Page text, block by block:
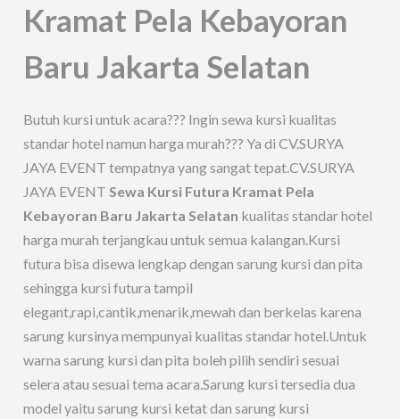
Kramat Pela Kebayoran
Baru Jakarta Selatan
Butuh kursi untuk acara??? Ingin sewa kursi kualitas
standar hotel namun harga murah??? Ya di CV.SURYA
JAYA EVENT tempatnya yang sangat tepat.CV.SURYA
JAYA EVENTSewa Kursi Futura Kramat Pela
Kebayoran Baru Jakarta Selatan kualitas standar hotel
harga murah terjangkau untuk semua kalangan.Kursi
futura bisa disewa lengkap dengan sarung kursi dan pita
sehingga kursi futura tampil
elegant,rapi,cantik,menarik,mewah dan berkelas karena
sarung kursinya mempunyai kualitas standar hotel.Untuk
warna sarung kursi dan pita boleh pilih sendiri sesuai
selera atau sesuai tema acara.Sarung kursi tersedia dua
model yaitu sarung kursi ketat dan sarung kursi